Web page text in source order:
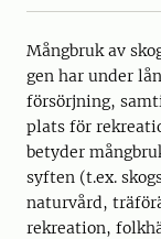
Mångbruk av
gen har under
försörjning,
plats för
betyder
syften (t.ex.
naturvård,
rekreation,